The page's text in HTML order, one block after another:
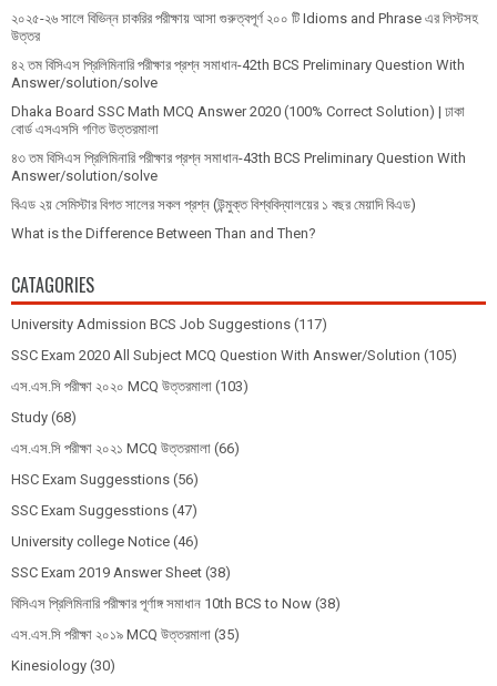
২০২৫-২৬ সালে বিভিন্ন চাকরির পরীক্ষায় আসা গুরুত্বপূর্ণ ২০০ টি Idioms and Phrase এর লিস্টসহ
উত্তর
৪২ তম বিসিএস প্রিলিমিনারি পরীক্ষার প্রশ্ন সমাধান-42th BCS Preliminary Question With
Answer/solution/solve
Dhaka Board SSC Math MCQ Answer 2020 (100% Correct Solution) | ঢাকা
বোর্ড এসএসসি গণিত উত্তরমালা
৪৩ তম বিসিএস প্রিলিমিনারি পরীক্ষার প্রশ্ন সমাধান-43th BCS Preliminary Question With
Answer/solution/solve
বিএড ২য় সেমিস্টার বিগত সালের সকল প্রশ্ন (উন্মুক্ত বিশ্ববিদ্যালয়ের ১ বছর মেয়াদি বিএড)
What is the Difference Between Than and Then?
CATAGORIES
University Admission BCS Job Suggestions (117)
SSC Exam 2020 All Subject MCQ Question With Answer/Solution (105)
এস.এস.সি পরীক্ষা ২০২০ MCQ উত্তরমালা (103)
Study (68)
এস.এস.সি পরীক্ষা ২০২১ MCQ উত্তরমালা (66)
HSC Exam Suggesstions (56)
SSC Exam Suggesstions (47)
University college Notice (46)
SSC Exam 2019 Answer Sheet (38)
বিসিএস প্রিলিমিনারি পরীক্ষার পূর্ণাঙ্গ সমাধান 10th BCS to Now (38)
এস.এস.সি পরীক্ষা ২০১৯ MCQ উত্তরমালা (35)
Kinesiology (30)